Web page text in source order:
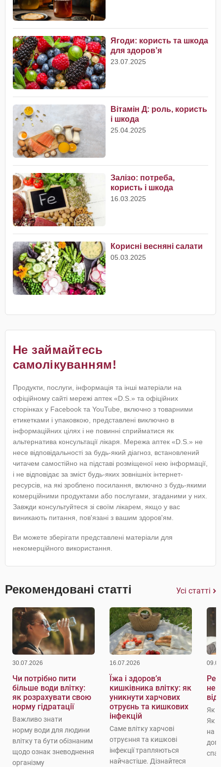
Ягоди: користь та шкода
для здоров’я
23.07.2025
Вітамін Д: роль, користь
і шкода
25.04.2025
Залізо: потреба,
користь і шкода
16.03.2025
Корисні весняні салати
05.03.2025
Не займайтесь
самолікуванням!
Продукти, послуги, інформація та інші матеріали на
офіційному сайті мережі аптек «D.S.» та офіційних
сторінках у Facebook та YouTube, включно з товарними
етикетками і упаковкою, представлені виключно в
інформаційних цілях і не повинні сприйматися як
альтернатива консультації лікаря. Мережа аптек «D.S.» не
несе відповідальності за будь-який діагноз, встановлений
читачем самостійно на підставі розміщеної нею інформації,
і не відповідає за зміст будь-яких зовнішніх інтернет-
ресурсів, на які зроблено посилання, включно з будь-якими
комерційними продуктами або послугами, згаданими у них.
Завжди консультуйтеся зі своїм лікарем, якщо у вас
виникають питання, пов'язані з вашим здоров'ям.
Ви можете зберігати представлені матеріали для
некомерційного використання.
Рекомендовані статті Усі статті
30.07.2026
Чи потрібно пити
більше води влітку:
як розрахувати свою
норму гідратації
Важливо знати
норму води для людини
влітку та бути обізнаним
щодо ознак зневоднення
організму
16.07.2026
Їжа і здоров’я
кишківника влітку: як
уникнути харчових
отруєнь та кишкових
інфекцій
Саме влітку харчові
отруєння та кишкові
інфекції трапляються
найчастіше. Дізнайтеся
не
Як
Як
на